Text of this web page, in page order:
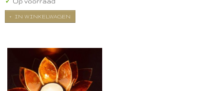
IN WINKELWAGEN